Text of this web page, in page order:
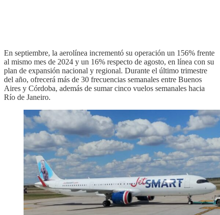
En septiembre, la aerolínea incrementó su operación un 156% frente
al mismo mes de 2024 y un 16% respecto de agosto, en línea con su
plan de expansión nacional y regional. Durante el último trimestre
del año, ofrecerá más de 30 frecuencias semanales entre Buenos
Aires y Córdoba, además de sumar cinco vuelos semanales hacia
Río de Janeiro.